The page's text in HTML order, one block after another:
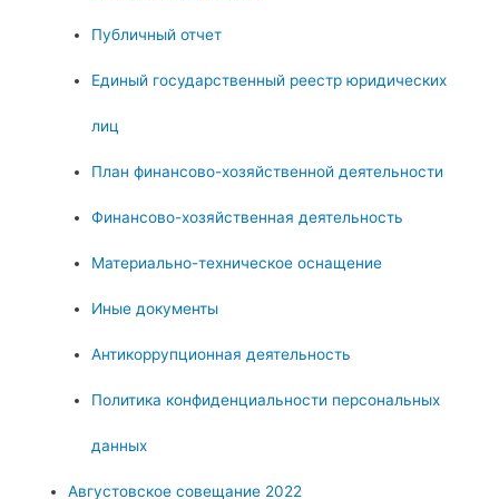
Публичный отчет
Единый государственный реестр юридических
лиц
План финансово-хозяйственной деятельности
Финансово-хозяйственная деятельность
Материально-техническое оснащение
Иные документы
Антикоррупционная деятельность
Политика конфиденциальности персональных
данных
Августовское совещание 2022